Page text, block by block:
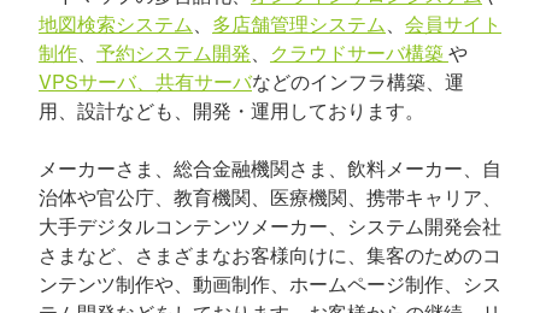
地図検索システム、 多店舗管理システム、 会員サイト
制作、 予約システム開発、 クラウドサーバ構築や
VPSサーバ、共有サーバなどのインフラ構築、運
用、設計なども、開発・運用しております。
メーカーさま、総合金融機関さま、飲料メーカー、自
治体や官公庁、教育機関、医療機関、携帯キャリア、
大手デジタルコンテンツメーカー、システム開発会社
さまなど、さまざまなお客様向けに、集客のためのコ
ンテンツ制作や、動画制作、ホームページ制作、シス